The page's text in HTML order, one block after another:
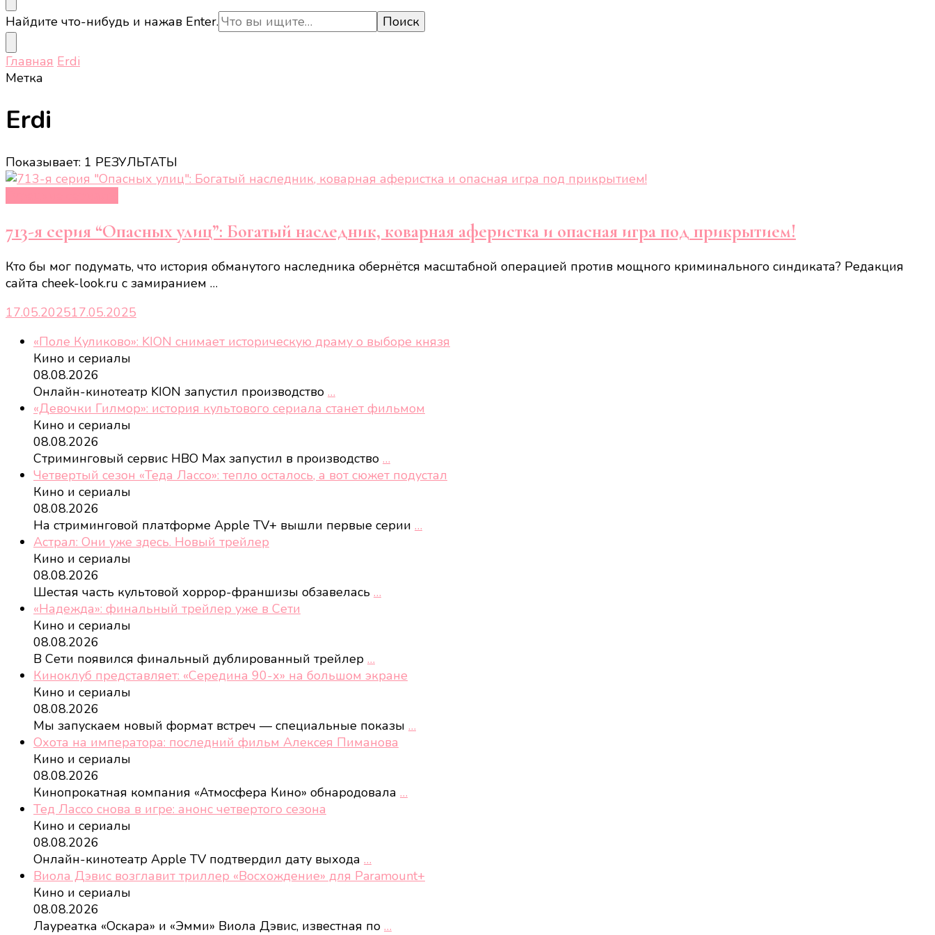
Ищите
что-
то?
Найдите что-нибудь и нажав Enter.
Главная Erdi
Метка
Erdi
Показывает: 1 РЕЗУЛЬТАТЫ
713-я серия “Опасных улиц”: Богатый наследник, коварная аферистка и опасная игра под прикрытием!
Кто бы мог подумать, что история обманутого наследника обернётся масштабной операцией против мощного криминального синдиката? Редакция
сайта cheek-look.ru с замиранием …
17.05.202517.05.2025
«Поле Куликово»: KION снимает историческую драму о выборе князя
Кино и сериалы
08.08.2026
Онлайн-кинотеатр KION запустил производство …
«Девочки Гилмор»: история культового сериала станет фильмом
Кино и сериалы
08.08.2026
Стриминговый сервис HBO Max запустил в производство …
Четвертый сезон «Теда Лассо»: тепло осталось, а вот сюжет подустал
Кино и сериалы
08.08.2026
На стриминговой платформе Apple TV+ вышли первые серии …
Астрал: Они уже здесь. Новый трейлер
Кино и сериалы
08.08.2026
Шестая часть культовой хоррор-франшизы обзавелась …
«Надежда»: финальный трейлер уже в Сети
Кино и сериалы
08.08.2026
В Сети появился финальный дублированный трейлер …
Киноклуб представляет: «Середина 90-х» на большом экране
Кино и сериалы
08.08.2026
Мы запускаем новый формат встреч — специальные показы …
Охота на императора: последний фильм Алексея Пиманова
Кино и сериалы
08.08.2026
Кинопрокатная компания «Атмосфера Кино» обнародовала …
Тед Лассо снова в игре: анонс четвертого сезона
Кино и сериалы
08.08.2026
Онлайн-кинотеатр Apple TV подтвердил дату выхода …
Виола Дэвис возглавит триллер «Восхождение» для Paramount+
Кино и сериалы
08.08.2026
Лауреатка «Оскара» и «Эмми» Виола Дэвис, известная по …